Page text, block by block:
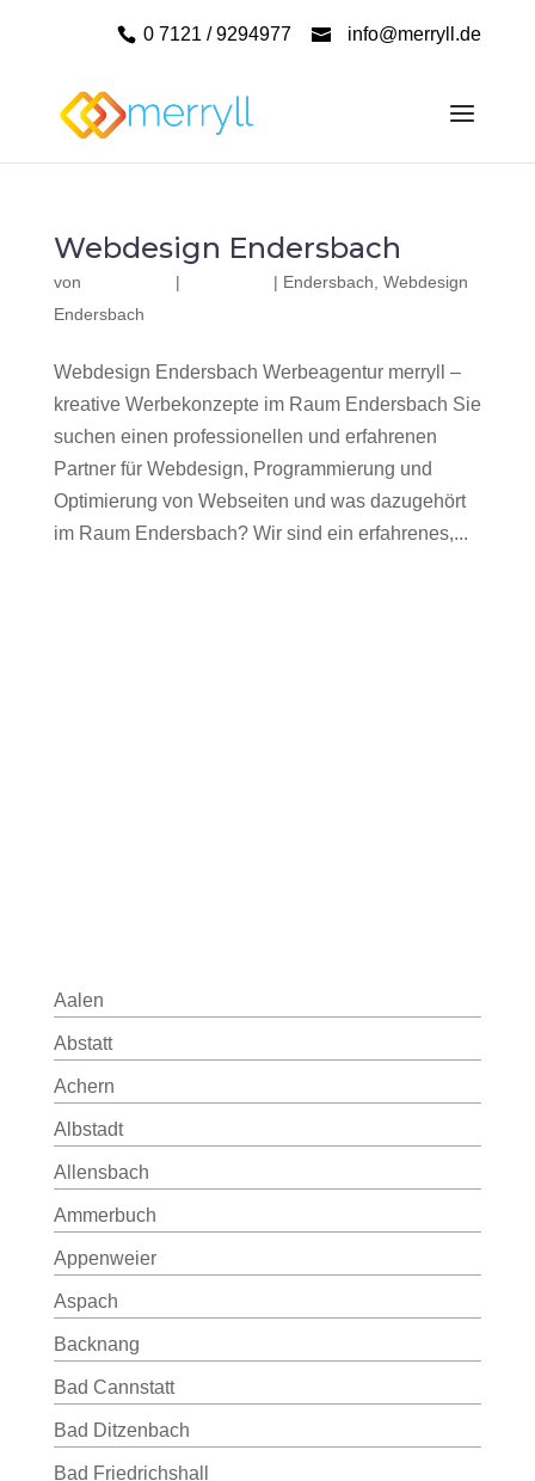
0 7121 / 9294977 info@merryll.de
Webdesign Endersbach
von | | Endersbach Webdesign
Endersbach
Webdesign Endersbach Werbeagentur merryll –
kreative Werbekonzepte im Raum Endersbach Sie
suchen einen professionellen und erfahrenen
Partner für Webdesign, Programmierung und
Optimierung von Webseiten und was dazugehört
im Raum Endersbach? Wir sind ein erfahrenes,...
Aalen
Abstatt
Achern
Albstadt
Allensbach
Ammerbuch
Appenweier
Aspach
Backnang
Bad Cannstatt
Bad Ditzenbach
Bad Friedrichshall